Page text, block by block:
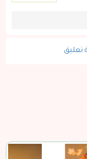
تعليق